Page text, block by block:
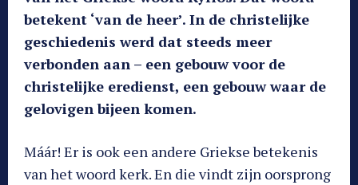
betekent ‘van de heer’. In de christelijke
geschiedenis werd dat steeds meer
verbonden aan – een gebouw voor de
christelijke eredienst, een gebouw waar de
gelovigen bijeen komen.
Máár! Er is ook een andere Griekse betekenis
van het woord kerk. En die vindt zijn oorsprong